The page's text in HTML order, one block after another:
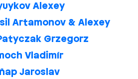
Alexey
Artamonov & Alexey
Grzegorz
Vladimír
Jaroslav